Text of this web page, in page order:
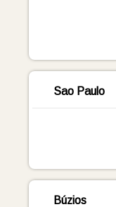
Sao Paulo
Búzios